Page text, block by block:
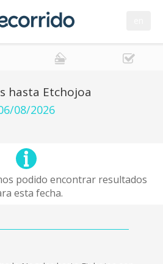
hasta Etchojoa
08/2026
podido encontrar resultados
esta fecha.